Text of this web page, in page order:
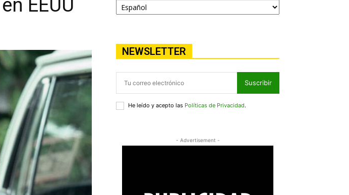
EEUU
NEWSLETTER
Suscribir
He leído y acepto las Políticas de Privacidad.
- Advertisement -